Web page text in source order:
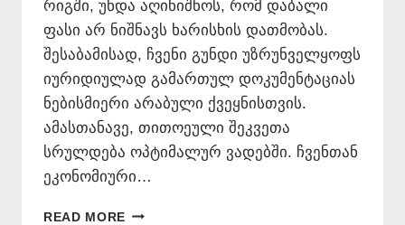
რიგში, უნდა აღინიშნოს, რომ დაბალი
ფასი არ ნიშნავს ხარისხის დათმობას.
შესაბამისად, ჩვენი გუნდი უზრუნველყოფს
იურიდიულად გამართულ დოკუმენტაციას
ნებისმიერი არაბული ქვეყნისთვის.
ამასთანავე, თითოეული შეკვეთა
სრულდება ოპტიმალურ ვადებში. ჩვენთან
ეკონომიური…
READ MORE ᲐᲠᲐᲑᲣᲚᲐᲓ